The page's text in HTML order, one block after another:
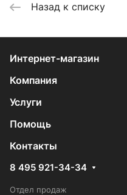
Назад к списку
Интернет-магазин
Компания
Услуги
Помощь
Контакты
8 495 921-34-34
Отдел продаж